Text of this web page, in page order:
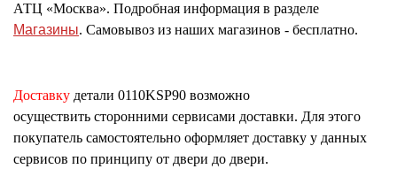
АТЦ «Москва». Подробная информация в разделе
Магазины. Самовывоз из наших магазинов - бесплатно.
Доставку детали 0110KSP90 возможно
осуществить сторонними сервисами доставки. Для этого
покупатель самостоятельно оформляет доставку у данных
сервисов по принципу от двери до двери.